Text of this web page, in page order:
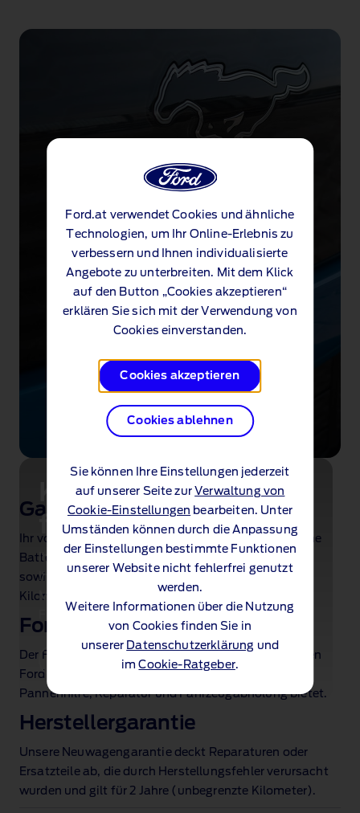
Ford.at verwendet Cookies und ähnliche
Technologien, um Ihr Online-Erlebnis zu
verbessern und Ihnen individualisierte
Angebote zu unterbreiten. Mit dem Klick
auf den Button „Cookies akzeptieren“
erklären Sie sich mit der Verwendung von
Cookies einverstanden.
Cookies akzeptieren
Cookies ablehnen
Sie können Ihre Einstellungen jederzeit
auf unserer Seite zurVerwaltung von
Cookie-Einstellungen bearbeiten. Unter
Umständen können durch die Anpassung
der Einstellungen bestimmte Funktionen
unserer Website nicht fehlerfrei genutzt
werden.
Weitere Informationen über die Nutzung
von Cookies finden Sie in
unserer Datenschutzerklärung und
imCookie-Ratgeber.
Konfigurieren und
finanzieren
Ihr Abenteuer, Ihr Weg. Konfigurieren Sie jetzt
Ihren neuen vollelektrischen Ford Mustang
Mach‑E
Konfigurieren
Garantie & Wartung
Ihr vollelektrischer Ford Mustang Mach‑E besitzt eine
Batteriegarantie von acht Jahren bzw. 160.000 km
sowie einem zweijährigen Wartungsintervall ohne
Kilometerbegrenzung.
Ford Pannenhilfe
Der Ford Mustang Mach‑E wird mit einer kostenlosen
Ford Pannenhilfe geliefert, die Ihnen europaweit
Pannenhilfe, Reparatur und Fahrzeugabholung bietet.
Herstellergarantie
Unsere Neuwagengarantie deckt Reparaturen oder
Ersatzteile ab, die durch Herstellungsfehler verursacht
wurden und gilt für 2 Jahre (unbegrenzte Kilometer).